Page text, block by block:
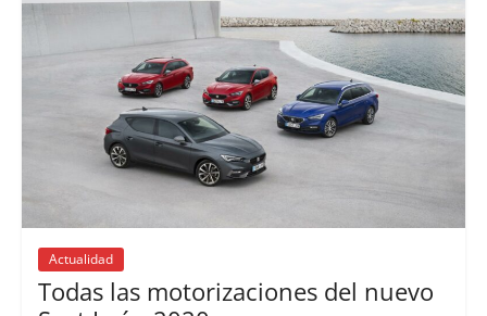
Actualidad
Todas las motorizaciones del nuevo